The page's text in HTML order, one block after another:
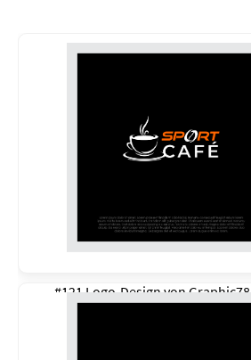
#121 Logo-Design vonGraphic78